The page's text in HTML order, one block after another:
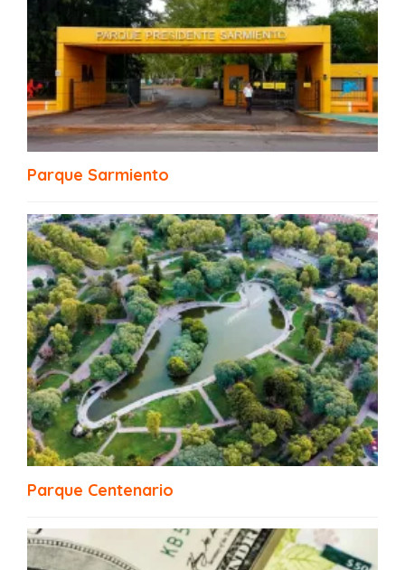
Requisitos Ingreso a Uruguay
Ecobicis Buenos Aires
Parque Sarmiento
Parque Centenario